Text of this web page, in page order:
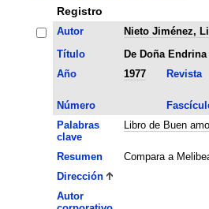
Registro
Autor
Nieto Jiménez,
Título
De Doña
Año
1977 Revista
Número
Palabras
clave
Libro de Buen
Resumen
Compara a
Dirección
Autor